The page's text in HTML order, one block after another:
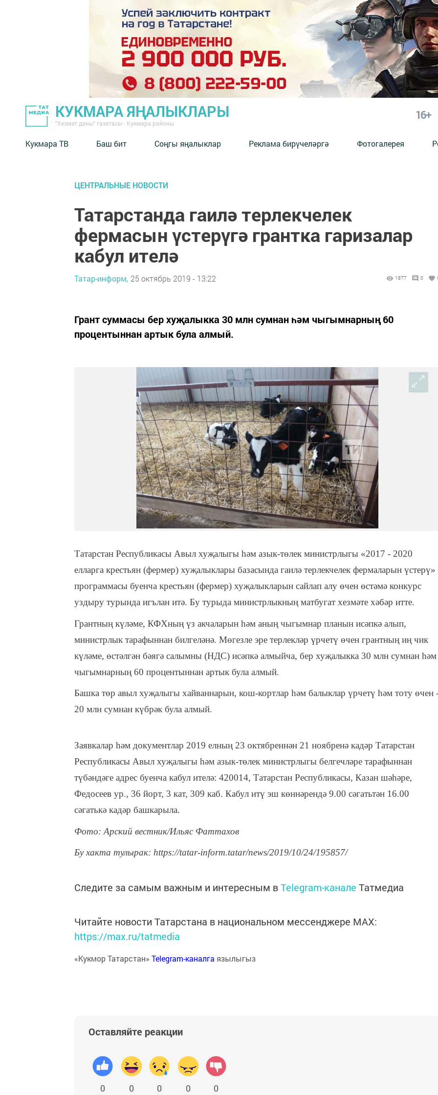
КУКМАРА ЯҢАЛЫКЛАРЫ
"Хезмәт даны" газетасы - Кукмара районы
16+
Кукмара ТВ Баш бит Соңгы яңалыклар Реклама бирүчеләргә Фотогалерея
ЦЕНТРАЛЬНЫЕ НОВОСТИ
Татарстанда гаилә терлекчелек
фермасын үстерүгә грантка гаризалар
кабул ителә
Татар-информ, 25 октябрь 2019 - 13:22 1877 0
Грант суммасы бер хуҗалыкка 30 млн сумнан һәм чыгымнарның 60
процентыннан артык була алмый.
Татарстан Республикасы Авыл хуҗалыгы һәм азык-төлек министрлыгы «2017 - 2020
елларга крестьян (фермер) хуҗалыклары базасында гаилә терлекчелек фермаларын үстерү»
программасы буенча крестьян (фермер) хуҗалыкларын сайлап алу өчен өстәмә конкурс
уздыру турында игълан итә. Бу турыда министрлыкның матбугат хезмәте хәбәр итте.
Грантның күләме, КФХның үз акчаларын һәм аның чыгымнар планын исәпкә алып,
министрлык тарафыннан билгеләнә. Мөгезле эре терлекләр үрчетү өчен грантның иң чик
күләме, өстәлгән бәягә салымны (НДС) исәпкә алмыйча, бер хуҗалыкка 30 млн сумнан һәм
чыгымнарның 60 процентыннан артык була алмый.
Башка төр авыл хуҗалыгы хайваннарын, кош-кортлар һәм балыклар үрчетү һәм тоту өчен
20 млн сумнан күбрәк була алмый.
Заявкалар һәм документлар 2019 елның 23 октябреннән 21 ноябренә кадәр Татарстан
Республикасы Авыл хуҗалыгы һәм азык-төлек министрлыгы белгечләре тарафыннан
түбәндәге адрес буенча кабул ителә: 420014, Татарстан Республикасы, Казан шәһәре,
Федосеев ур., 36 йорт, 3 кат, 309 каб. Кабул итү эш көннәрендә 9.00 сәгатьтән 16.00
сәгатькә кадәр башкарыла.
Фото: Арский вестник/Ильяс Фаттахов
Бу хакта тулырак: https://tatar-inform.tatar/news/2019/10/24/195857/
Следите за самым важным и интересным вTelegram-канале Татмедиа
Читайте новости Татарстана в национальном мессенджере MАХ:
https://max.ru/tatmedia
«Кукмор Татарстан» Telegram-каналга язылыгыз
Оставляйте реакции
0 0 0 0 0